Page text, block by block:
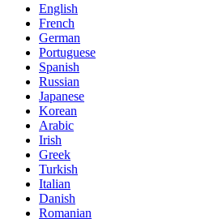
English
French
German
Portuguese
Spanish
Russian
Japanese
Korean
Arabic
Irish
Greek
Turkish
Italian
Danish
Romanian